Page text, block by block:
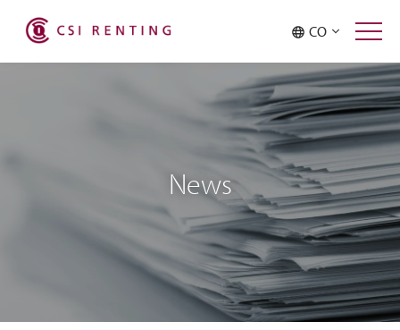
CO
News